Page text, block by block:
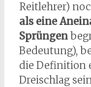
Reitlehrer)
als eine
Sprüngen
Bedeutung),
die Definition
Dreischlag